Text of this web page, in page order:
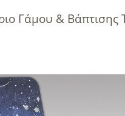
Γάμου & Βάπτισης